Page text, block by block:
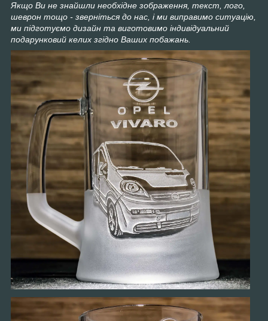
Якщо Ви не знайшли необхідне зображення, текст, лого,
шеврон тощо - зверніться до нас, і ми виправимо ситуацію,
ми підготуємо дизайн та виготовимо індивідуальний
подарунковий келих згідно Ваших побажань.